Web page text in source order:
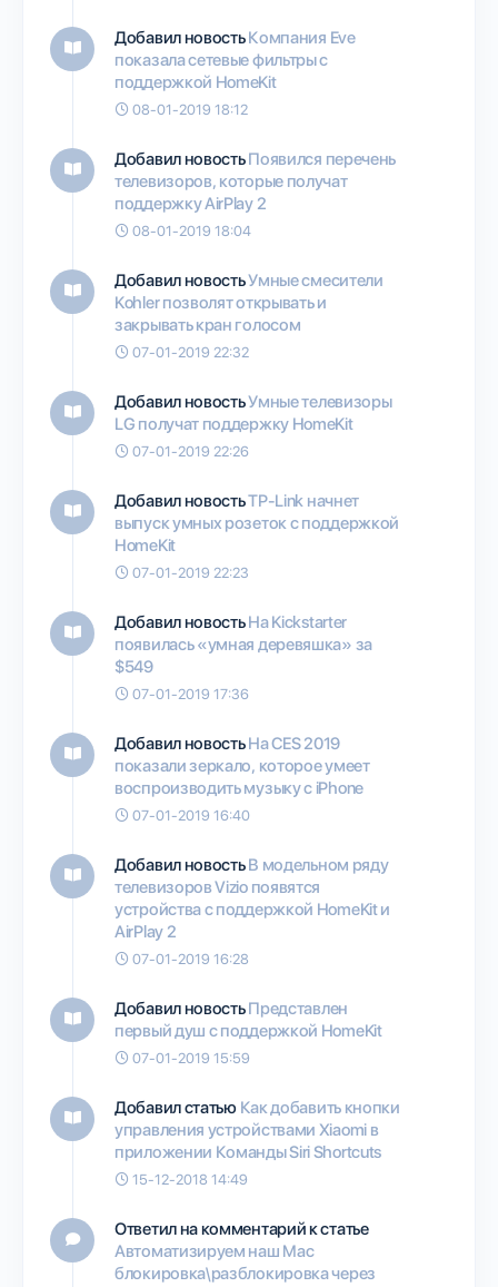
Добавил новостьКомпания Eve
показала сетевые фильтры с
поддержкой HomeKit
08-01-2019 18:12
Добавил новостьПоявился перечень
телевизоров, которые получат
поддержку AirPlay 2
08-01-2019 18:04
Добавил новостьУмные смесители
Kohler позволят открывать и
закрывать кран голосом
07-01-2019 22:32
Добавил новостьУмные телевизоры
LG получат поддержку HomeKit
07-01-2019 22:26
Добавил новостьTP-Link начнет
выпуск умных розеток с поддержкой
HomeKit
07-01-2019 22:23
Добавил новостьНа Kickstarter
появилась «умная деревяшка» за
$549
07-01-2019 17:36
Добавил новостьНа CES 2019
показали зеркало, которое умеет
воспроизводить музыку с iPhone
07-01-2019 16:40
Добавил новостьВ модельном ряду
телевизоров Vizio появятся
устройства с поддержкой HomeKit и
AirPlay 2
07-01-2019 16:28
Добавил новостьПредставлен
первый душ с поддержкой HomeKit
07-01-2019 15:59
Добавил статью Как добавить кнопки
управления устройствами Xiaomi в
приложении Команды Siri Shortcuts
15-12-2018 14:49
Ответил на комментарий к статье
Автоматизируем наш Mac
блокировка\разблокировка через